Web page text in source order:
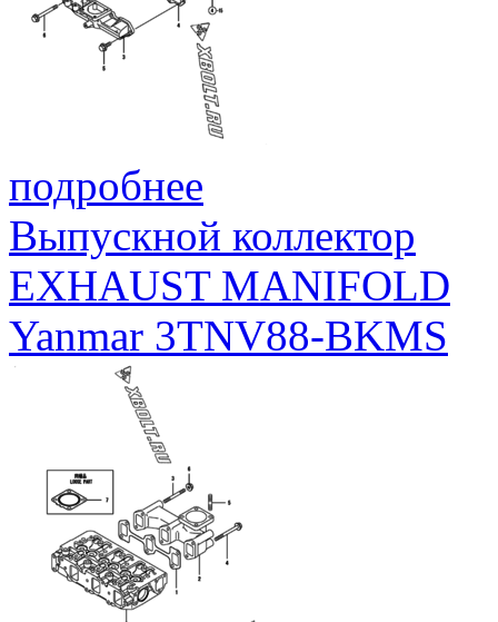
подробнее
Выпускной коллектор
EXHAUST MANIFOLD
Yanmar 3TNV88-BKMS